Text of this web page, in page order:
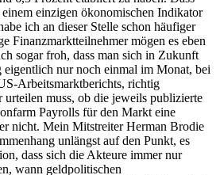
einzigen ökonomischen Indikator
ich an dieser Stelle schon häufiger
Finanzmarktteilnehmer mögen es eben
sogar froh, dass man sich in Zukunft
nur noch einmal im Monat, bei
Arbeitsmarktberichts, richtig
urteilen muss, ob die jeweils publizierte
Payrolls für den Markt eine
nicht. Mein Mitstreiter Herman Brodie
unlängst auf den Punkt, es
dass sich die Akteure immer nur
wann geldpolitischen